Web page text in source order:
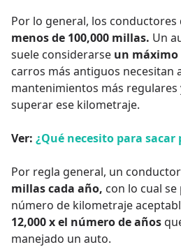
Por lo general, los conductores
menos de 100,000 millas. Un
suele considerarse un máximo
carros más antiguos necesitan
mantenimientos más regulares
superar ese kilometraje.
Ver: ¿Qué necesito para
Por regla general, un
millas cada año, con lo cual
número de kilometraje
12,000 x el número de años
manejado un auto.